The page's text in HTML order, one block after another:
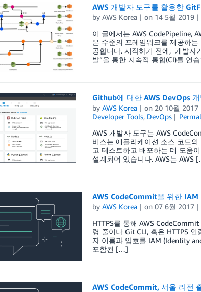
AWS 개발자 도구를 활용한
by AWS Korea on 14 5월 2019
이 글에서는 AWS CodePipeline,
은 수준의 프레임워크를 제공하
공합니다. 시작하기 전에, 개발자
발”을 통한 지속적 통합(CI)를 연
Github에 대한 AWS DevOps
by AWS Korea on 20 10월 2017
Developer Tools, DevOps
AWS 개발자 도구는 AWS
비스는 애플리케이션 소스 코드
고 테스트하고 배포하는 데 도움
설계되어 있습니다. AWS는 AWS
AWS CodeCommit을 위한
by AWS Korea on07 6월 2017
HTTPS를 통해 AWS
령 줄이나 Git CLI, 혹은 HTTPS
자 이름과 암호를 IAM (Identity
포함된 […]
AWS CodeCommit, 서울 리전